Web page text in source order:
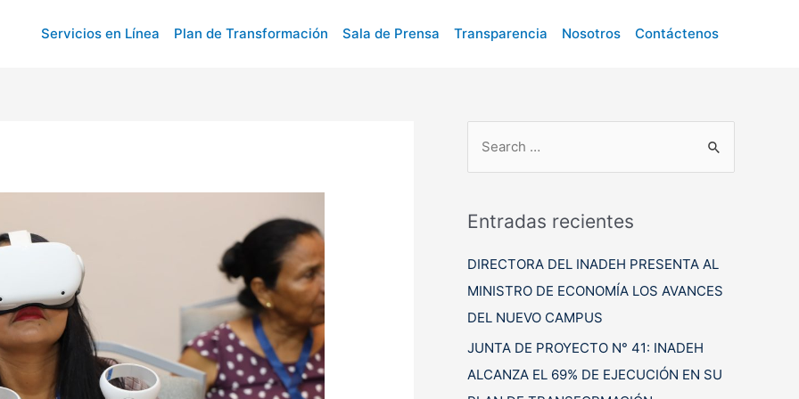
Servicios en Línea Plan de Transformación Sala de Prensa Transparencia Nosotros Contáctenos
c
r
p
o
r
:
Entradas recientes
DIRECTORA DEL INADEH PRESENTA AL
MINISTRO DE ECONOMÍA LOS AVANCES
DEL NUEVO CAMPUS
JUNTA DE PROYECTO N° 41: INADEH
ALCANZA EL 69% DE EJECUCIÓN EN SU